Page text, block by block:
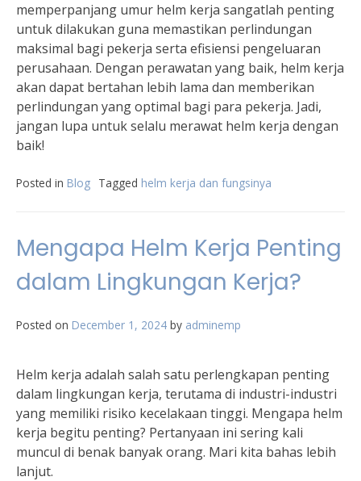
memperpanjang umur helm kerja sangatlah penting
untuk dilakukan guna memastikan perlindungan
maksimal bagi pekerja serta efisiensi pengeluaran
perusahaan. Dengan perawatan yang baik, helm kerja
akan dapat bertahan lebih lama dan memberikan
perlindungan yang optimal bagi para pekerja. Jadi,
jangan lupa untuk selalu merawat helm kerja dengan
baik!
Posted in Blog Tagged helm kerja dan fungsinya
Mengapa Helm Kerja Penting
dalam Lingkungan Kerja?
Posted on December 1, 2024 by adminemp
Helm kerja adalah salah satu perlengkapan penting
dalam lingkungan kerja, terutama di industri-industri
yang memiliki risiko kecelakaan tinggi. Mengapa helm
kerja begitu penting? Pertanyaan ini sering kali
muncul di benak banyak orang. Mari kita bahas lebih
lanjut.